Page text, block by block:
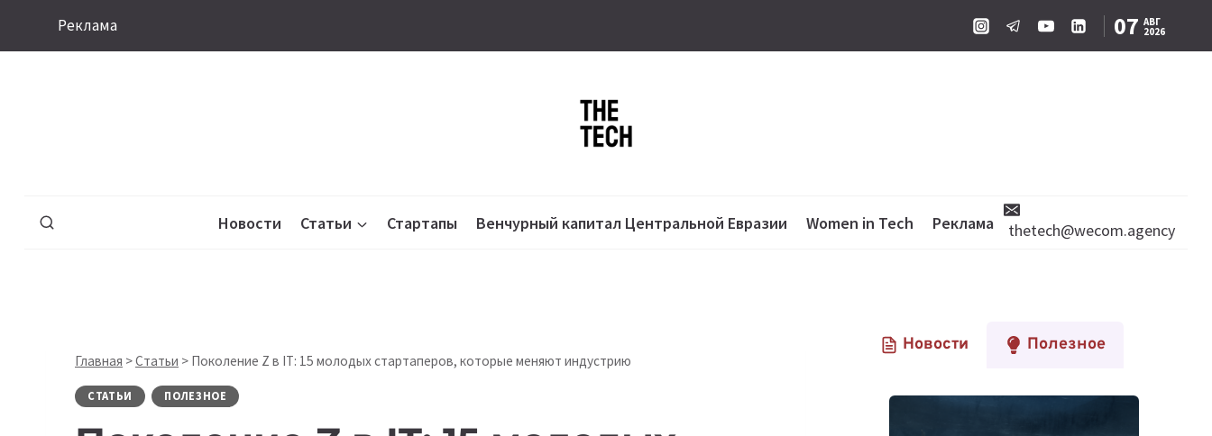
Реклама 07 АВГ
2026
Новости Статьи Стартапы Венчурный капитал Центральной Евразии Women in Tech Реклама thetech@wecom.agency
Главная >Статьи > Поколение Z в IT: 15 молодых стартаперов, которые меняют индустрию
СТАТЬИ ПОЛЕЗНОЕ
Новости Полезное